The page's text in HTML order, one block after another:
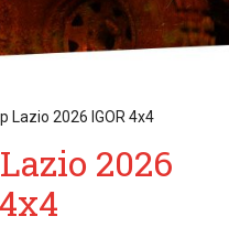
Lazio 2026 IGOR 4x4
2026